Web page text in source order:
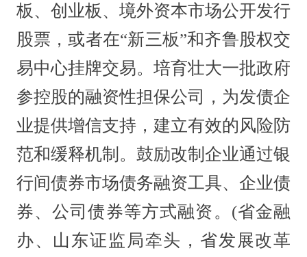
板、创业板、境外资本市场公开发行
股票，或者在“新三板”和齐鲁股权交
易中心挂牌交易。培育壮大一批政府
参控股的融资性担保公司，为发债企
业提供增信支持，建立有效的风险防
范和缓释机制。鼓励改制企业通过银
行间债券市场债务融资工具、企业债
券、公司债券等方式融资。(省金融
办、山东证监局牵头，省发展改革